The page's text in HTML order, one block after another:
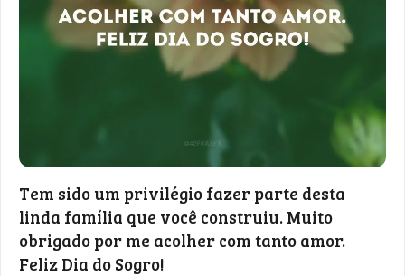
Tem sido um privilégio fazer parte desta
linda família que você construiu. Muito
obrigado por me acolher com tanto amor.
Feliz Dia do Sogro!